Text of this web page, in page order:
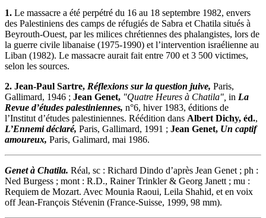
1. Le massacre a été perpétré du 16 au 18 septembre 1982, envers
des Palestiniens des camps de réfugiés de Sabra et Chatila situés à
Beyrouth-Ouest, par les milices chrétiennes des phalangistes, lors de
la guerre civile libanaise (1975-1990) et l’intervention israélienne au
Liban (1982). Le massacre aurait fait entre 700 et 3 500 victimes,
selon les sources.
2. Jean-Paul Sartre, Réflexions sur la question juive, Paris,
Gallimard, 1946 ; Jean Genet, "Quatre Heures à Chatila", in La
Revue d’études palestiniennes, n°6, hiver 1983, éditions de
l’Institut d’études palestiniennes. Réédition dans Albert Dichy, éd.,
L’Ennemi déclaré, Paris, Gallimard, 1991 ; Jean Genet, Un captif
amoureux, Paris, Galimard, mai 1986.
Genet à Chatila. Réal, sc : Richard Dindo d’après Jean Genet ; ph :
Ned Burgess ; mont : R.D., Rainer Trinkler & Georg Janett ; mu :
Requiem de Mozart. Avec Mounia Raoui, Leila Shahid, et en voix
off Jean-François Stévenin (France-Suisse, 1999, 98 mm).